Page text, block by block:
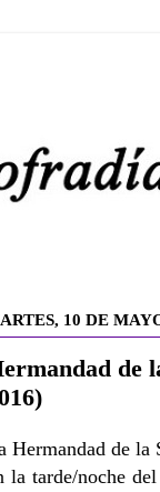
10 DE
de
Hermandad de la
la tarde/noche